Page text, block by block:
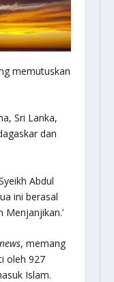
memutuskan
Sri Lanka,
dan
Abdul
ini berasal
Menjanjikan.’
, memang
oleh 927
Islam.